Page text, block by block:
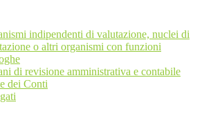
indipendenti di valutazione, nuclei di
o altri organismi con funzioni
di revisione amministrativa e contabile
dei Conti